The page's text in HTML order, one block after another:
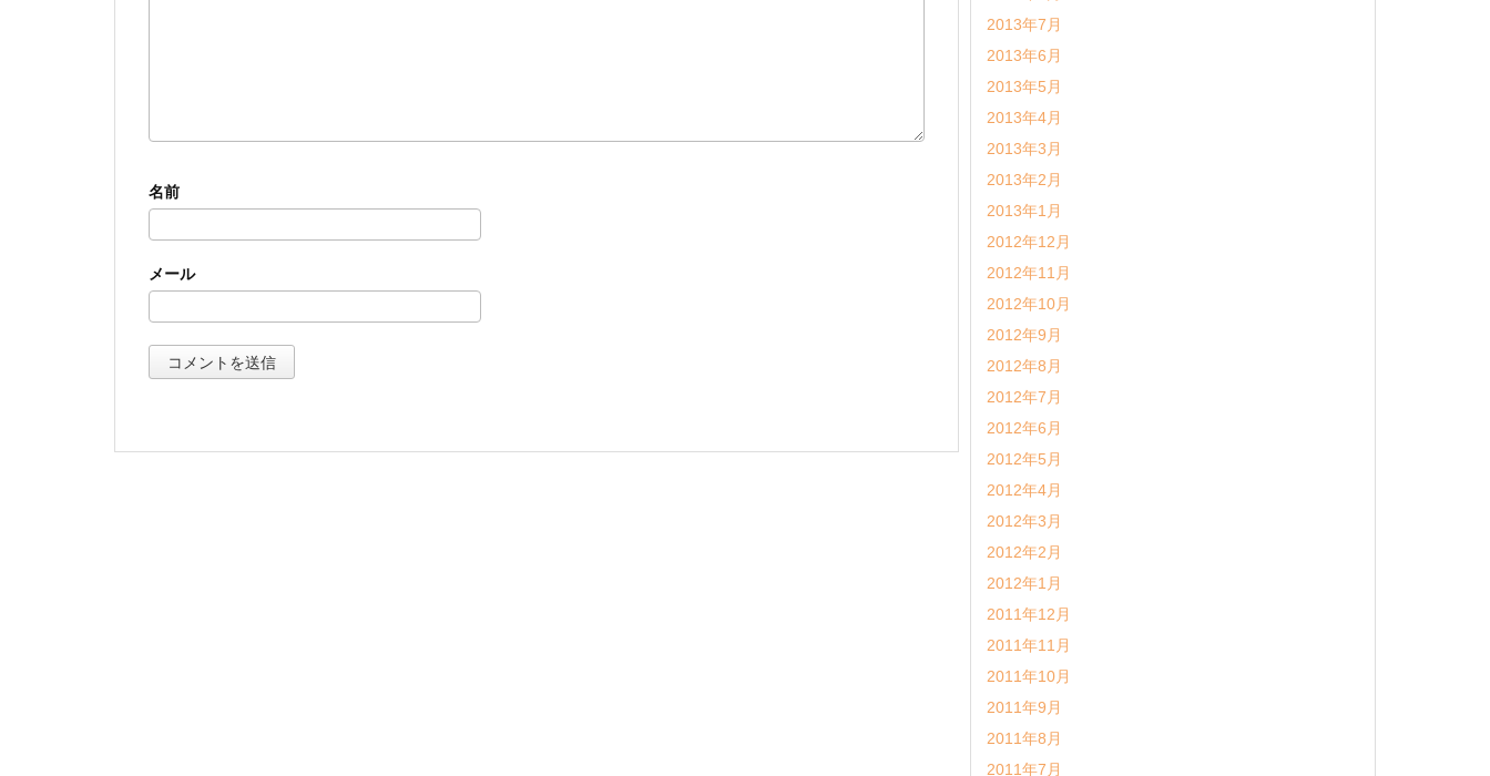
名前
メール
2013年7月
2013年6月
2013年5月
2013年4月
2013年3月
2013年2月
2013年1月
2012年12月
2012年11月
2012年10月
2012年9月
2012年8月
2012年7月
2012年6月
2012年5月
2012年4月
2012年3月
2012年2月
2012年1月
2011年12月
2011年11月
2011年10月
2011年9月
2011年8月
2011年7月